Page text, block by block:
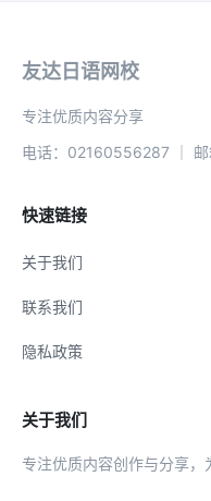
友达日语网校
专注优质内容分享
电话：02160556287 ｜
快速链接
关于我们
联系我们
隐私政策
关于我们
专注优质内容创作与分享，